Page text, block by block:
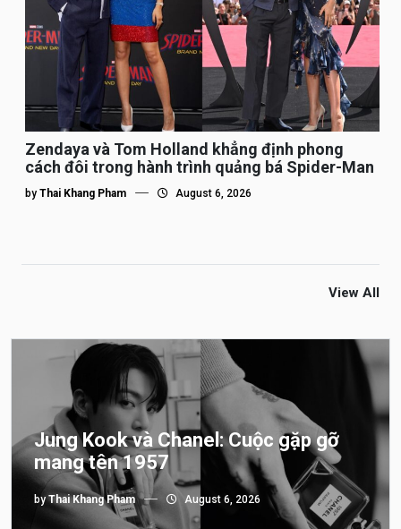
Zendaya và Tom Holland khẳng định phong
cách đôi trong hành trình quảng bá Spider-Man
by Thai Khang Pham August 6, 2026
View All
Jung Kook và Chanel: Cuộc gặp gỡ
mang tên 1957
byThai Khang Pham August 6, 2026